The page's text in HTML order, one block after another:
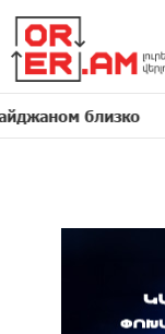
близко 17:27